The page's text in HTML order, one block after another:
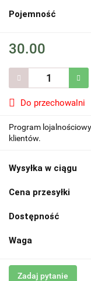
Pojemność
30.00
Do przechowalni
Program
klientów.
Wysyłka w ciągu
Cena przesyłki
Dostępność
Waga
Zadaj pytanie